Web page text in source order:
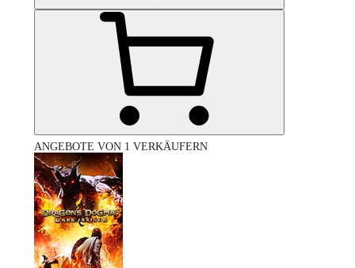
ANGEBOTE VON 1 VERKÄUFERN